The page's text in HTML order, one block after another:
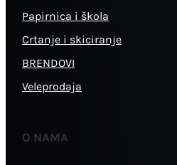
Papirnica i škola
Crtanje i skiciranje
BRENDOVI
Veleprodaja
O NAMA